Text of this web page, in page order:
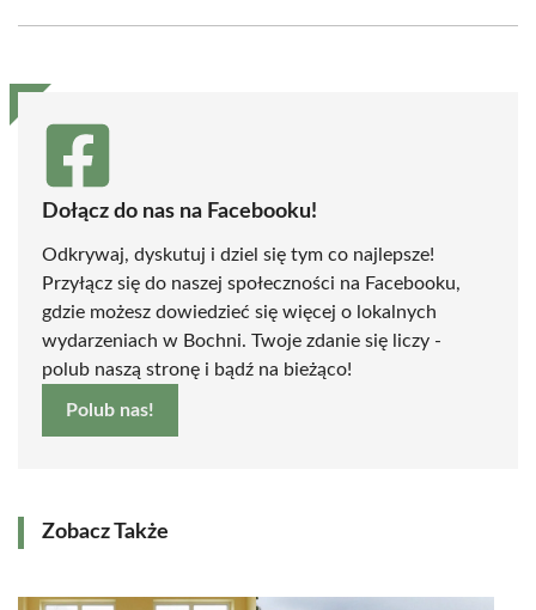
(Twitter)
Dołącz do nas na Facebooku!
Odkrywaj, dyskutuj i dziel się tym co najlepsze!
Przyłącz się do naszej społeczności na Facebooku,
gdzie możesz dowiedzieć się więcej o lokalnych
wydarzeniach w Bochni. Twoje zdanie się liczy -
polub naszą stronę i bądź na bieżąco!
Polub nas!
Zobacz Także